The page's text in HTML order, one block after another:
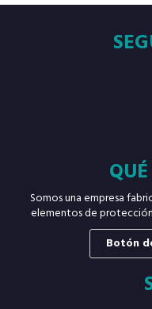
Somos una empresa
elementos de
Botón